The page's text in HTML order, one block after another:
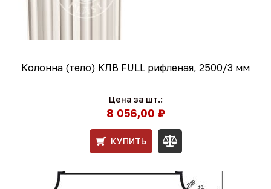
Колонна (тело) КЛВ FULL рифленая, 2500/3 мм
Цена за шт.:
8 056,00 ₽
КУПИТЬ